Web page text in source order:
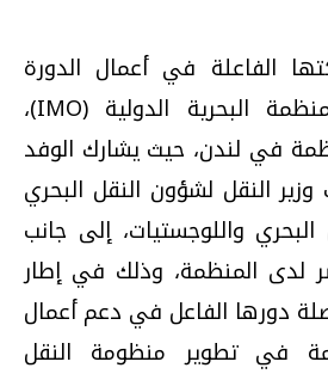
الفاعلة في أعمال الدورة
الـ(137) لمجلس المنظمة البحرية الدولية (IMO)،
في لندن، حيث يشارك الوفد
النقل لشؤون النقل البحري
واللوجستيات، إلى جانب
لدى المنظمة، وذلك في إطار
دورها الفاعل في دعم أعمال
في تطوير منظومة النقل